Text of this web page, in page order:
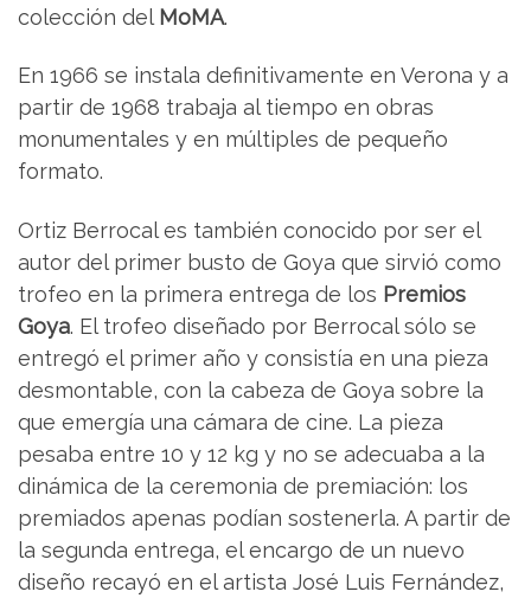
colección del MoMA.
En 1966 se instala definitivamente en Verona y a
partir de 1968 trabaja al tiempo en obras
monumentales y en múltiples de pequeño
formato.
Ortiz Berrocal es también conocido por ser el
autor del primer busto de Goya que sirvió como
trofeo en la primera entrega de los Premios
Goya. El trofeo diseñado por Berrocal sólo se
entregó el primer año y consistía en una pieza
desmontable, con la cabeza de Goya sobre la
que emergía una cámara de cine. La pieza
pesaba entre 10 y 12 kg y no se adecuaba a la
dinámica de la ceremonia de premiación: los
premiados apenas podían sostenerla. A partir de
la segunda entrega, el encargo de un nuevo
diseño recayó en el artista José Luis Fernández,